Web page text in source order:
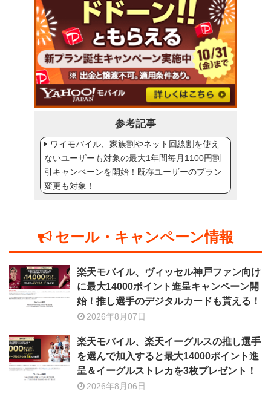
参考記事
ワイモバイル、家族割やネット回線割を使え
ないユーザーも対象の最大1年間毎月1100円割
引キャンペーンを開始！既存ユーザーのプラン
変更も対象！
セール・キャンペーン情報
楽天モバイル、ヴィッセル神戸ファン向け
に最大14000ポイント進呈キャンペーン開
始！推し選手のデジタルカードも貰える！
2026年8月07日
楽天モバイル、楽天イーグルスの推し選手
を選んで加入すると最大14000ポイント進
呈＆イーグルストレカを3枚プレゼント！
2026年8月06日